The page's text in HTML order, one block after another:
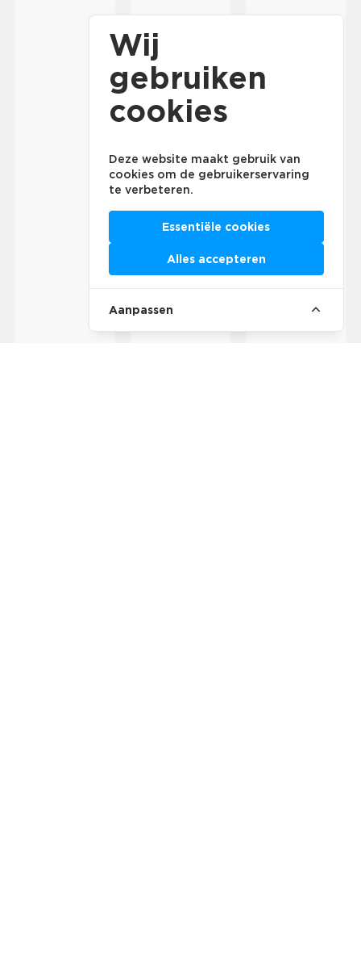
Wij
gebruiken
cookies
Deze website maakt gebruik van
cookies om de gebruikerservaring
te verbeteren.
Essentiële cookies
Alles accepteren
Aanpassen